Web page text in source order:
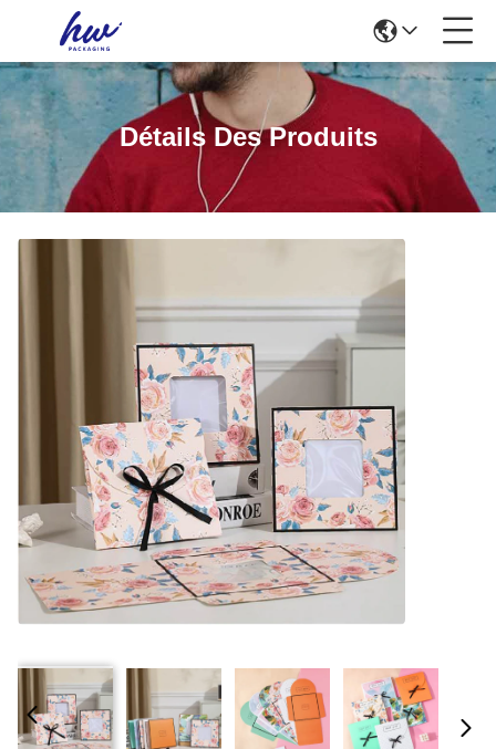
Détails Des Produits